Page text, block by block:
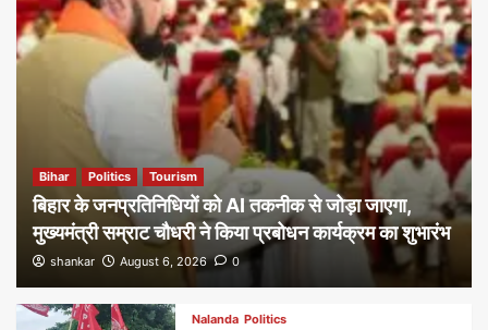
Bihar Politics Tourism
बिहार के जनप्रतिनिधियों को AI तकनीक से जोड़ा जाएगा,
मुख्यमंत्री सम्राट चौधरी ने किया प्रबोधन कार्यक्रम का शुभारंभ
shankar August 6, 2026 0
Nalanda Politics